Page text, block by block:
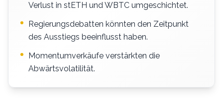
Verlust in stETH und WBTC umgeschichtet.
Regierungsdebatten könnten den Zeitpunkt
des Ausstiegs beeinflusst haben.
Momentumverkäufe verstärkten die
Abwärtsvolatilität.